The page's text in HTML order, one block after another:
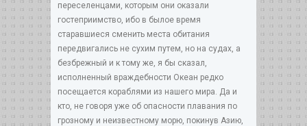
переселенцами, которым они оказали
гостеприимство, ибо в былое время
старавшиеся сменить места обитания
передвигались не сухим путем, но на судах, а
безбрежный и к тому же, я бы сказал,
исполненный враждебности Океан редко
посещается кораблями из нашего мира. Да и
кто, не говоря уже об опасности плавания по
грозному и неизвестному морю, покинув Азию,